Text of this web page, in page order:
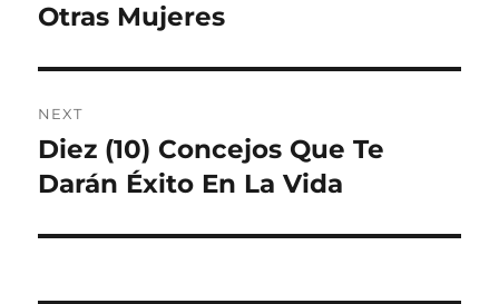
Otras Mujeres
NEXT
Next
post:
Diez (10) Concejos Que Te
Darán Éxito En La Vida